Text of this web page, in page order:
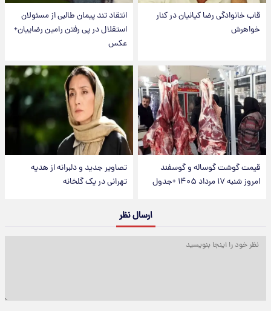
قاب خانوادگی رضا کیانیان در کنار
خواهرش
انتقاد تند پیمان طالبی از مسئولان
استقلال در پی رفتن رامین رضاییان+
عکس
قیمت گوشت گوساله و گوسفند
امروز شنبه ۱۷ مرداد ۱۴۰۵ +جدول
تصاویر جدید و دلبرانه از هدیه
تهرانی در یک گلخانه
ارسال نظر